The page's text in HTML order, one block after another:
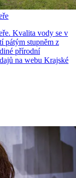
Kvalita vody se v
pátým stupněm z
přírodní
na webu Krajské